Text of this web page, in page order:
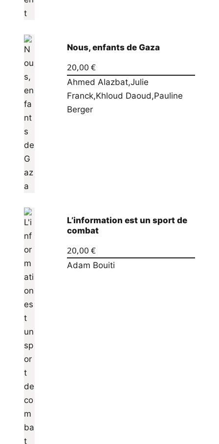
Nous, enfants de Gaza
20,00 €
Ahmed Alazbat,Julie
Franck,Khloud Daoud,Pauline
Berger
L’information est un sport de
combat
20,00 €
Adam Bouiti